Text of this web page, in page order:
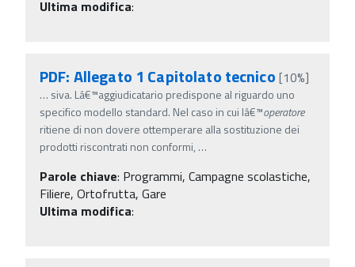
Ultima modifica:
PDF: Allegato 1 Capitolato tecnico [10%]
… siva. Lâ€™aggiudicatario predispone al riguardo uno
specifico modello standard. Nel caso in cui lâ€™operatore
ritiene di non dovere ottemperare alla sostituzione dei
prodotti riscontrati non conformi, …
Parole chiave: Programmi, Campagne scolastiche,
Filiere, Ortofrutta, Gare
Ultima modifica: